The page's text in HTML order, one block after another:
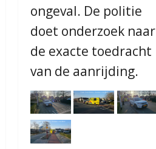
ongeval. De politie
doet onderzoek naar
de exacte toedracht
van de aanrijding.